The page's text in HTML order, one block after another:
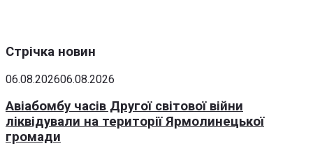
Стрічка новин
06.08.202606.08.2026
Авіабомбу часів Другої світової війни
ліквідували на території Ярмолинецької
громади